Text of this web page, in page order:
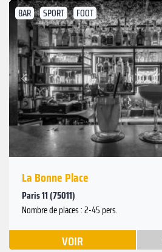
BAR SPORT FOOT
Précédent
La Bonne Place
Paris 11 (75011)
Nombre de places : 2-45 pers.
VOIR